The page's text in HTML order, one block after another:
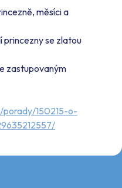
měsíci a
princezny se zlatou
zastupovaným
porady/150215-o-